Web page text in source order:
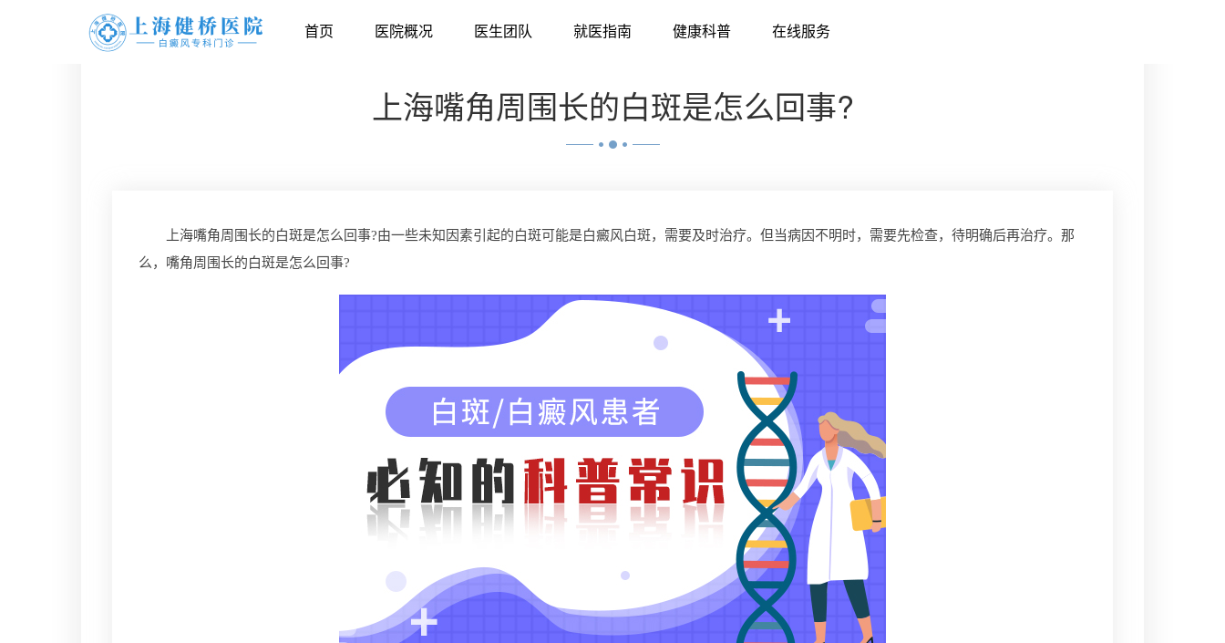
首页 医院概况 医生团队 就医指南 健康科普 在线服务
上海嘴角周围长的白斑是怎么回事?
上海嘴角周围长的白斑是怎么回事?由一些未知因素引起的白斑可能是白癜风白斑，需要及时治疗。但当病因不明时，需要先检查，待明确后再治疗。那
么，嘴角周围长的白斑是怎么回事?